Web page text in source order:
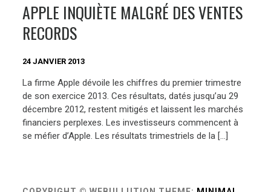
APPLE INQUIÈTE MALGRÉ DES VENTES
RECORDS
24 JANVIER 2013
La firme Apple dévoile les chiffres du premier trimestre
de son exercice 2013. Ces résultats, datés jusqu’au 29
décembre 2012, restent mitigés et laissent les marchés
financiers perplexes. Les investisseurs commencent à
se méfier d’Apple. Les résultats trimestriels de la […]